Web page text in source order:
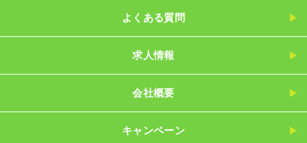
よくある質問
求人情報
会社概要
キャンペーン